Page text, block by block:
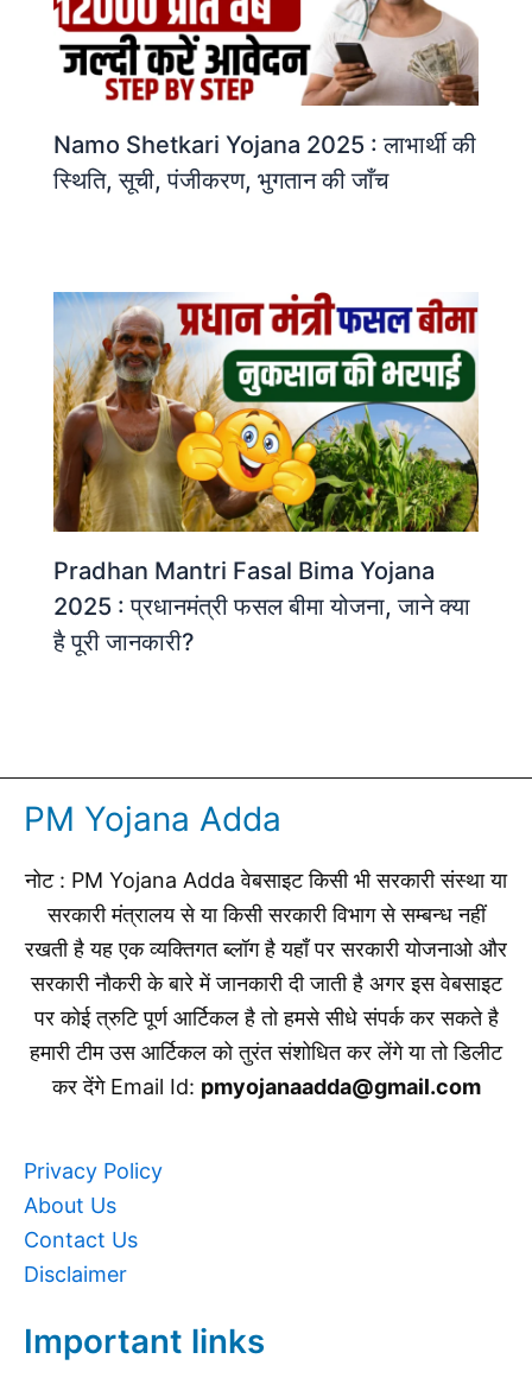
Namo Shetkari Yojana 2025 : लाभार्थी की
स्थिति, सूची, पंजीकरण, भुगतान की जाँच
Pradhan Mantri Fasal Bima Yojana
2025 : प्रधानमंत्री फसल बीमा योजना, जाने क्या
है पूरी जानकारी?
PM Yojana Adda
नोट : PM Yojana Adda वेबसाइट किसी भी सरकारी संस्था या
सरकारी मंत्रालय से या किसी सरकारी विभाग से सम्बन्ध नहीं
रखती है यह एक व्यक्तिगत ब्लॉग है यहाँ पर सरकारी योजनाओ और
सरकारी नौकरी के बारे में जानकारी दी जाती है अगर इस वेबसाइट
पर कोई त्रुटि पूर्ण आर्टिकल है तो हमसे सीधे संपर्क कर सकते है
हमारी टीम उस आर्टिकल को तुरंत संशोधित कर लेंगे या तो डिलीट
कर देंगे Email Id: pmyojanaadda@gmail.com
Privacy Policy
About Us
Contact Us
Disclaimer
Important links